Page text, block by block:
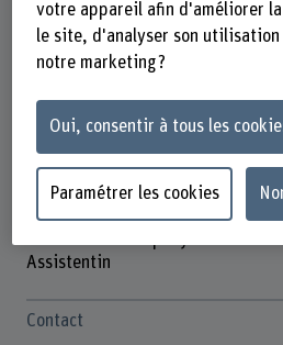
Assistentin
Contact
votre appareil afin d'améliorer
le site, d'analyser son
notre marketing ?
Oui, consentir à tous les
Paramétrer les cookies